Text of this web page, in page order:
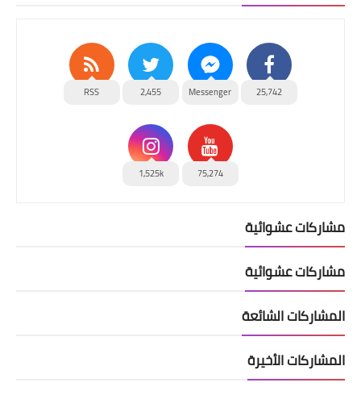
25,742
Messenger
2,455
RSS
75,274
1,525k
مشاركات عشوائية
مشاركات عشوائية
المشاركات الشائعة
المشاركات الأخيرة